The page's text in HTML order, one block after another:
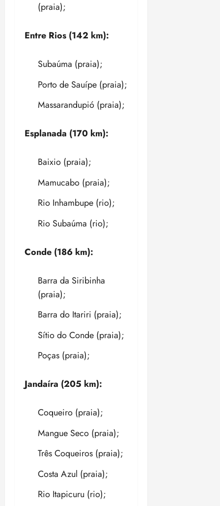
(praia);
Entre Rios (142 km):
Subaúma (praia);
Porto de Sauípe (praia);
Massarandupió (praia);
Esplanada (170 km):
Baixio (praia);
Mamucabo (praia);
Rio Inhambupe (rio);
Rio Subaúma (rio);
Conde (186 km):
Barra da Siribinha
(praia);
Barra do Itariri (praia);
Sítio do Conde (praia);
Poças (praia);
Jandaíra (205 km):
Coqueiro (praia);
Mangue Seco (praia);
Três Coqueiros (praia);
Costa Azul (praia);
Rio Itapicuru (rio);